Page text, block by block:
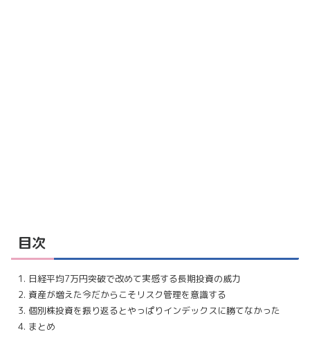
目次
日経平均7万円突破で改めて実感する長期投資の威力
資産が増えた今だからこそリスク管理を意識する
個別株投資を振り返るとやっぱりインデックスに勝てなかった
まとめ